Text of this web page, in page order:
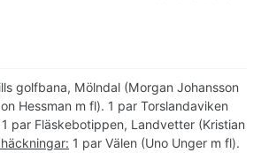
golfbana, Mölndal (Morgan Johansson
Hessman m fl). 1 par Torslandaviken
par Fläskebotippen, Landvetter (Kristian
1 par Välen (Uno Unger m fl).